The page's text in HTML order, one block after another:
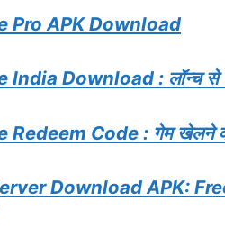
Pro APK Download
India Download : लॉन्च से
Redeem Code : गेम खेलने
Download APK: